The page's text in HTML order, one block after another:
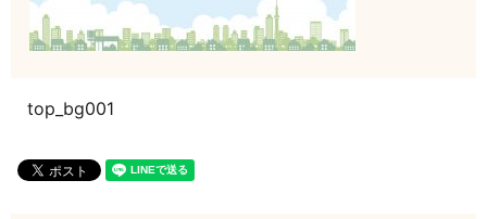
top_bg001